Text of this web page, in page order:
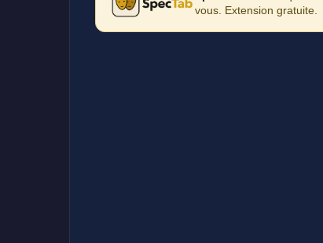
vous. Extension gratuite.